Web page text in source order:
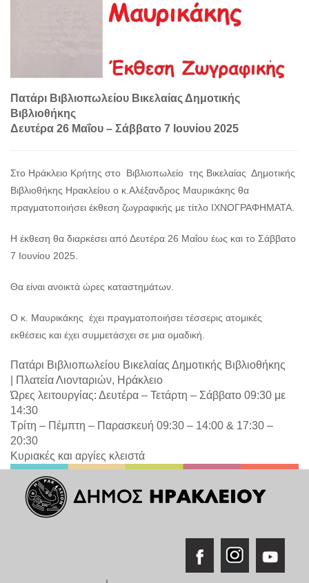
Πατάρι Βιβλιοπωλείου Βικελαίας Δημοτικής
Βιβλιοθήκης
Δευτέρα 26 Μαΐου – Σάββατο 7 Ιουνίου 2025
Στο Ηράκλειο Κρήτης στο Βιβλιοπωλείο της Βικελαίας Δημοτικής
Βιβλιοθήκης Ηρακλείου ο κ.Αλέξανδρος Μαυρικάκης θα
πραγματοποιήσει έκθεση ζωγραφικής με τίτλο ΙΧΝΟΓΡΑΦΗΜΑΤΑ.
Η έκθεση θα διαρκέσει από Δευτέρα 26 Μαΐου έως και το Σάββατο
7 Ιουνίου 2025.
Θα είναι ανοικτά ώρες καταστημάτων.
Ο κ. Μαυρικάκης έχει πραγματοποιήσει τέσσερις ατομικές
εκθέσεις και έχει συμμετάσχει σε μια ομαδική.
Πατάρι Βιβλιοπωλείου Βικελαίας Δημοτικής Βιβλιοθήκης
Πλατεία Λιονταριών, Ηράκλειο
Ώρες λειτουργίας: Δευτέρα – Τετάρτη – Σάββατο 09:30 με
14:30
Τρίτη – Πέμπτη – Παρασκευή 09:30 – 14:00 & 17:30 –
20:30
Κυριακές και αργίες κλειστά